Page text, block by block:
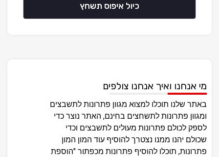
כיול איפוס תשחץ
מי אנחנו ואיך אנחנו צולפים
באתר שלנו תוכלו למצוא מגוון פתרונות לתשבצים
ומגוון פתרונות לתשחצים בחינם, האתר נוצר כדי
לספק לכולם פתרונות מעולים לתשבצים וכדי
שכולם יהנו ממנו נצטרך להוסיף עוד המון המון
פתרונות, תוכלו להוסיף פתרונות מכפתור "הוספת